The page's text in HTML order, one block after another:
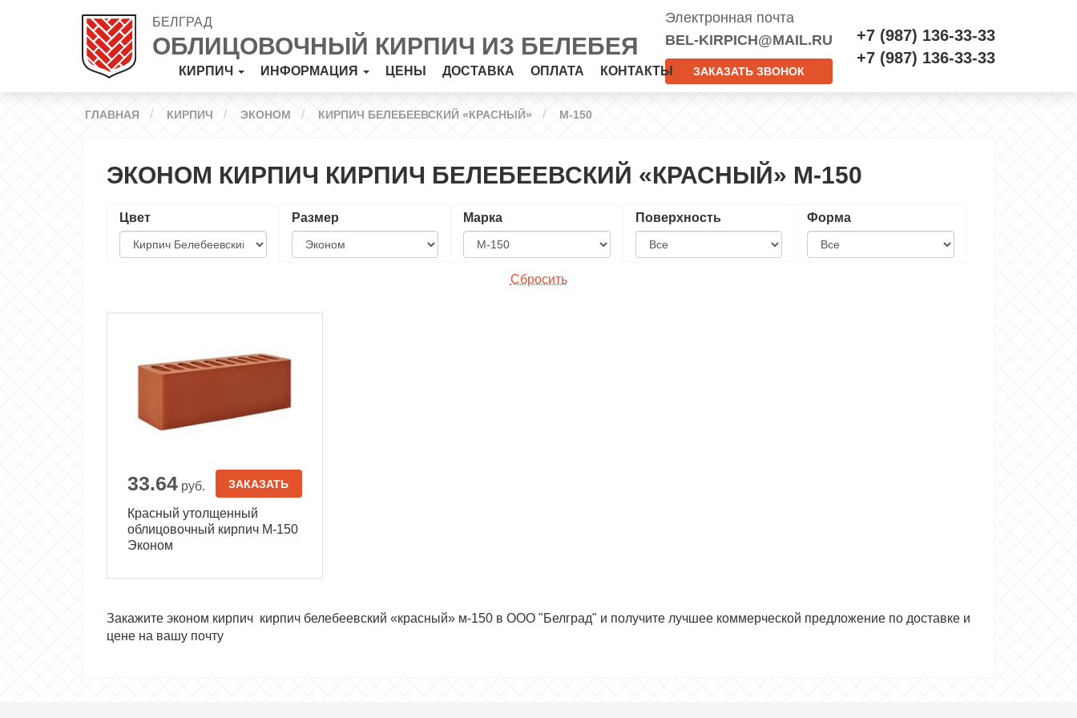
БЕЛГРАД
ОБЛИЦОВОЧНЫЙ КИРПИЧ ИЗ БЕЛЕБЕЯ
Электронная почта
BEL-KIRPICH@MAIL.RU
ЗАКАЗАТЬ ЗВОНОК
+7 (987) 136-33-33
+7 (987) 136-33-33
КИРПИЧ ИНФОРМАЦИЯ ЦЕНЫ ДОСТАВКА ОПЛАТА КОНТАКТЫ
ГЛАВНАЯ КИРПИЧ ЭКОНОМ КИРПИЧ БЕЛЕБЕЕВСКИЙ «КРАСНЫЙ» М-150
ЭКОНОМ КИРПИЧ КИРПИЧ БЕЛЕБЕЕВСКИЙ «КРАСНЫЙ» М-150
Цвет Размер Марка Поверхность Форма
Сбросить
33.64 руб. ЗАКАЗАТЬ
Красный утолщенный
облицовочный кирпич М-150
Эконом
Закажите эконом кирпич кирпич белебеевский «красный» м-150 в ООО "Белград" и получите лучшее коммерческой предложение по доставке и
цене на вашу почту